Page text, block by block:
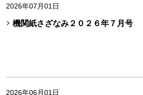
2026年07月01日
機関紙さざなみ２０２６年７月号
2026年06月01日